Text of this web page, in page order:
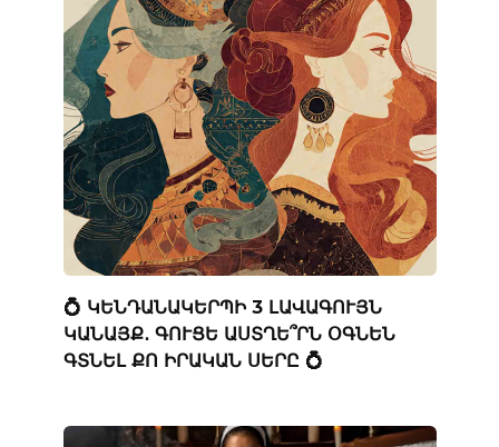
💍 ԿԵՆԴԱՆԱԿԵՐՊԻ 3 ԼԱՎԱԳՈՒՅՆ
ԿԱՆԱՅՔ․ ԳՈՒՑԵ ԱՍՏՂԵ՞ՐՆ ՕԳՆԵՆ
ԳՏՆԵԼ ՔՈ ԻՐԱԿԱՆ ՍԵՐԸ 💍